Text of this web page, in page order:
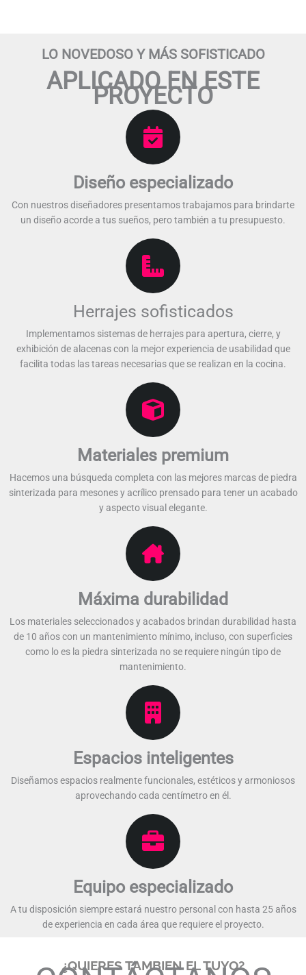
LO NOVEDOSO Y MÁS SOFISTICADO
APLICADO EN ESTE
PROYECTO​
Diseño especializado​
Con nuestros diseñadores presentamos trabajamos para brindarte
un diseño acorde a tus sueños, pero también a tu presupuesto.​​
Herrajes sofisticados
Implementamos sistemas de herrajes para apertura, cierre, y
exhibición de alacenas con la mejor experiencia de usabilidad que
facilita todas las tareas necesarias que se realizan en la cocina.​​
Materiales premium​
Hacemos una búsqueda completa con las mejores marcas de piedra
sinterizada para mesones y acrílico prensado para tener un acabado
y aspecto visual elegante.​​
Máxima durabilidad
Los materiales seleccionados y acabados brindan durabilidad hasta
de 10 años con un mantenimiento mínimo, incluso, con superficies
como lo es la piedra sinterizada no se requiere ningún tipo de
mantenimiento.​​
Espacios inteligentes
Diseñamos espacios realmente funcionales, estéticos y armoniosos
aprovechando cada centímetro en él.​​
Equipo especializado​
A tu disposición siempre estará nuestro personal con hasta 25 años
de experiencia en cada área que requiere el proyecto.​​
¿QUIERES TAMBIEN EL TUYO?